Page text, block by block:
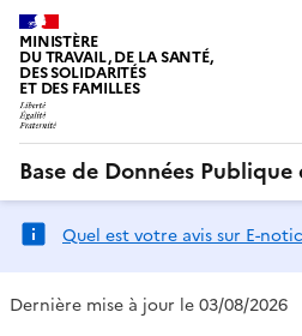
MINISTÈRE
DU TRAVAIL, DE LA SANTÉ,
DES SOLIDARITÉS
ET DES FAMILLES
Base de Données
Quel est votre avis sur E-
Dernière mise à jour le 03/08/2026